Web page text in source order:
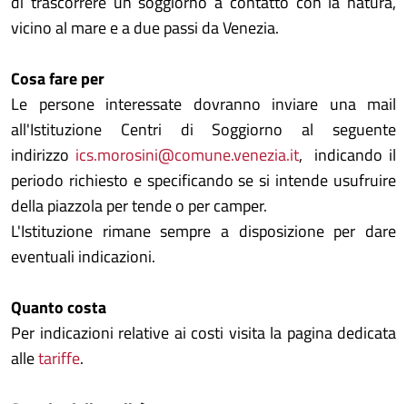
vicino al mare e a due passi da Venezia.
Cosa fare per
Le persone interessate dovranno inviare una mail
all'Istituzione Centri di Soggiorno al seguente
indirizzo ics.morosini@comune.venezia.it, indicando il
periodo richiesto e specificando se si intende usufruire
della piazzola per tende o per camper.
L'Istituzione rimane sempre a disposizione per dare
eventuali indicazioni.
Quanto costa
Per indicazioni relative ai costi visita la pagina dedicata
alletariffe.